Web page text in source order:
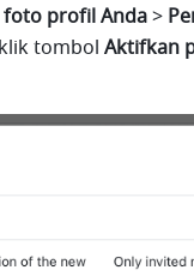
foto profilAnda >
tombol Aktifkan